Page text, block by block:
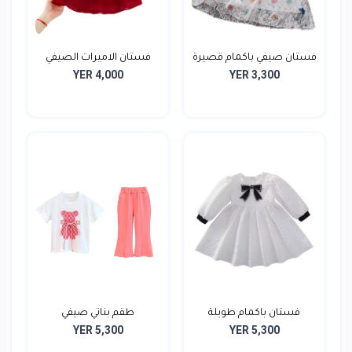
فستان صيفي باكمام قصيرة
YER 3,300
فستان الاميرات الصيفي
YER 4,000
فستان باكمام طويلة
YER 5,300
طقم بناتي صيفي
YER 5,300